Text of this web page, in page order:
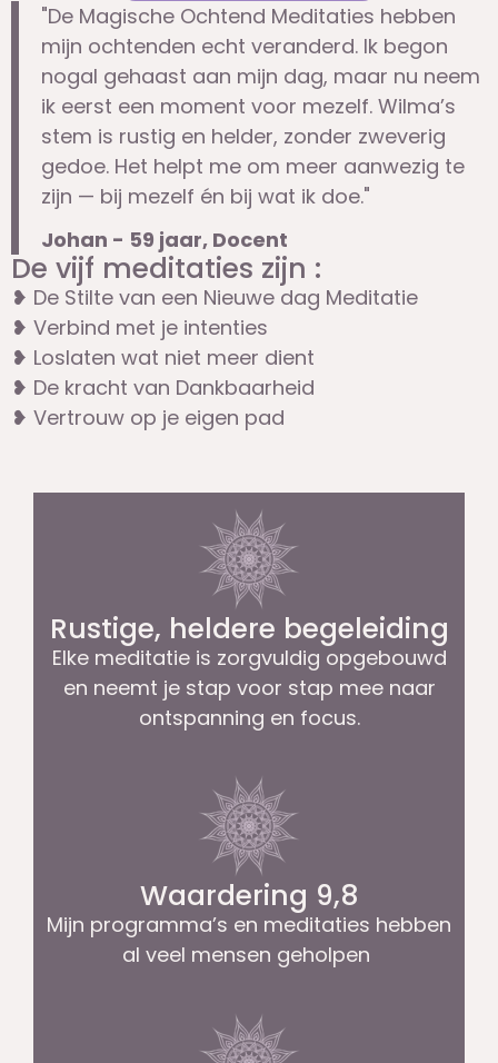
"De Magische Ochtend Meditaties hebben
mijn ochtenden echt veranderd. Ik begon
nogal gehaast aan mijn dag, maar nu neem
ik eerst een moment voor mezelf. Wilma’s
stem is rustig en helder, zonder zweverig
gedoe. Het helpt me om meer aanwezig te
zijn — bij mezelf én bij wat ik doe."
Johan - 59 jaar, Docent
De vijf meditaties zijn :
❥ De Stilte van een Nieuwe dag Meditatie
❥ Verbind met je intenties
❥ Loslaten wat niet meer dient
❥ De kracht van Dankbaarheid
❥ Vertrouw op je eigen pad
Rustige, heldere begeleiding
Elke meditatie is zorgvuldig opgebouwd
en neemt je stap voor stap mee naar
ontspanning en focus.
Waardering 9,8
Mijn programma’s en meditaties hebben
al veel mensen geholpen